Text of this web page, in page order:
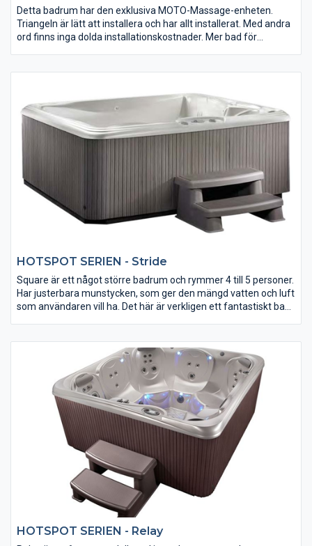
Detta badrum har den exklusiva MOTO-Massage-enheten.
Triangeln är lätt att installera och har allt installerat. Med andra
ord finns inga dolda installationskostnader. Mer bad för
HOTSPOT SERIEN - Stride
Square är ett något större badrum och rymmer 4 till 5 personer.
Har justerbara munstycken, som ger den mängd vatten och luft
som användaren vill ha. Det här är verkligen ett fantastiskt bad
HOTSPOT SERIEN - Relay